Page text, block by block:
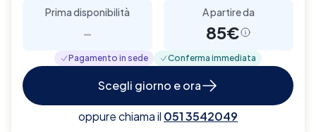
Prima disponibilità
-
A partire da
85€
Pagamento in sede Conferma immediata
Scegli giorno e ora
oppure chiama il 051 3542049